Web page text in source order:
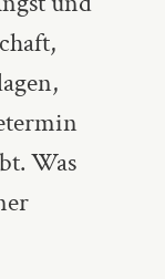
Was